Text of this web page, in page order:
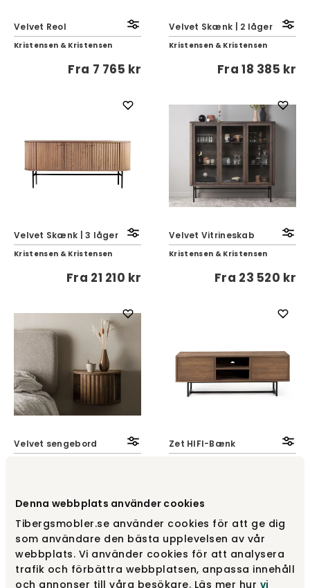
Denna webbplats använder cookies
Tibergsmobler.se använder cookies för att ge dig
som användare den bästa upplevelsen av vår
webbplats. Vi använder cookies för att analysera
trafik och förbättra webbplatsen, anpassa innehåll
och annonser till våra besökare. Läs mer hur vi
Velvet Reol
Kristensen & Kristensen
Fra 7 765 kr
Velvet Skænk | 2 låger
Kristensen & Kristensen
Fra18 385 kr
Velvet Skænk | 3 låger
Kristensen & Kristensen
Fra 21 210 kr
Velvet Vitrineskab
Kristensen & Kristensen
Fra 23 520 kr
Velvet sengebord Zet HIFI-Bænk